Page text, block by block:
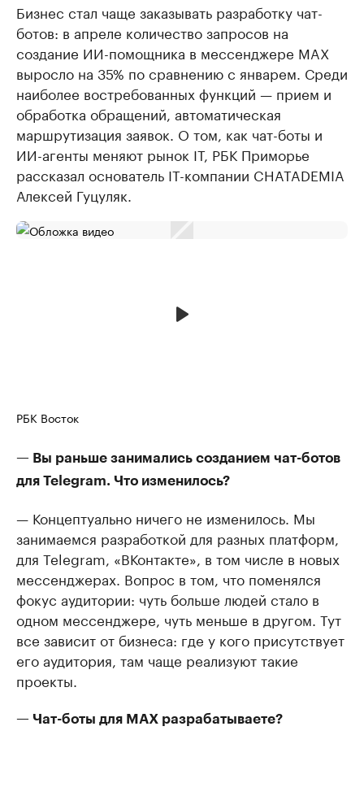
Бизнес стал чаще заказывать разработку чат-
ботов: в апреле количество запросов на
создание ИИ-помощника в мессенджере MAX
выросло на 35% по сравнению с январем. Среди
наиболее востребованных функций — прием и
обработка обращений, автоматическая
маршрутизация заявок. О том, как чат-боты и
ИИ-агенты меняют рынок IT, РБК Приморье
рассказал основатель IT-компании CHATADEMIA
Алексей Гуцуляк.
РБК Восток
— Вы раньше занимались созданием чат-ботов
для Telegram. Что изменилось?
— Концептуально ничего не изменилось. Мы
занимаемся разработкой для разных платформ,
для Telegram, «ВКонтакте», в том числе в новых
мессенджерах. Вопрос в том, что поменялся
фокус аудитории: чуть больше людей стало в
одном мессенджере, чуть меньше в другом. Тут
все зависит от бизнеса: где у кого присутствует
его аудитория, там чаще реализуют такие
проекты.
— Чат-боты для MAX разрабатываете?